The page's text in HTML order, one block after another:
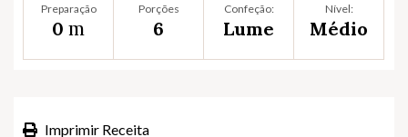
Preparação
0 m
Porções
6
Confeção:
Lume
Nível:
Médio
Imprimir Receita